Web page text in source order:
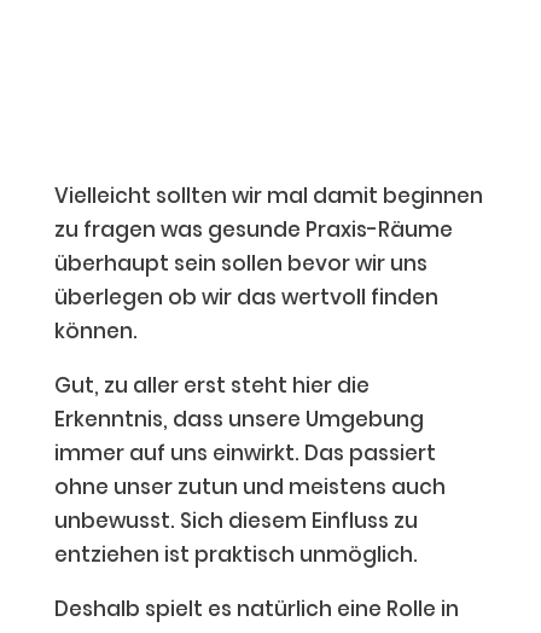
Vielleicht sollten wir mal damit beginnen
zu fragen was gesunde Praxis-Räume
überhaupt sein sollen bevor wir uns
überlegen ob wir das wertvoll finden
können.
Gut, zu aller erst steht hier die
Erkenntnis, dass unsere Umgebung
immer auf uns einwirkt. Das passiert
ohne unser zutun und meistens auch
unbewusst. Sich diesem Einfluss zu
entziehen ist praktisch unmöglich.
Deshalb spielt es natürlich eine Rolle in